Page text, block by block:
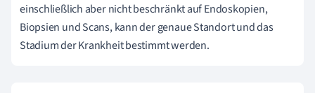
einschließlich aber nicht beschränkt auf Endoskopien,
Biopsien und Scans, kann der genaue Standort und das
Stadium der Krankheit bestimmt werden.